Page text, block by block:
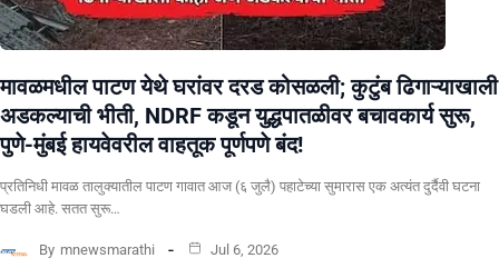
मावळमधील पाटण येथे घरांवर दरड कोसळली; कुटुंब ढिगाऱ्याखाली
अडकल्याची भीती, NDRF कडून युद्धपातळीवर बचावकार्य सुरू,
पुणे-मुंबई हायवेवरील वाहतूक पूर्णपणे बंद!
​प्रतिनिधी मावळ तालुक्यातील पाटण गावात आज (६ जुलै) पहाटेच्या सुमारास एक अत्यंत दुर्दैवी घटना
घडली आहे. सतत सुरू…
By mnewsmarathi Jul 6, 2026